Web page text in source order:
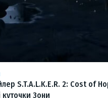
S.T.A.L.K.E.R. 2: Cost of
куточки Зони